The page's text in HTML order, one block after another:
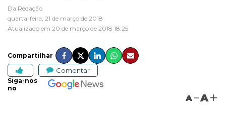
Da Redação
quarta-feira, 21 de março de 2018
Atualizado em 20 de março de 2018 18:25
Compartilhar
Comentar
Siga-nos
no
A A